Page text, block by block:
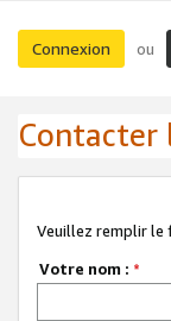
Connexion ou
Contacter
Veuillez remplir le
Votre nom : *